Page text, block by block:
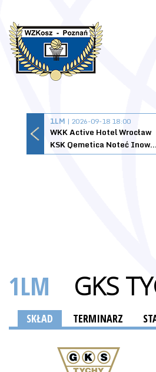
1LM | 2026-09-18 18:00
WKK Active Hotel Wrocław
KSK Qemetica Noteć Inowrocław
1LM GKS
SKŁAD TERMINARZ